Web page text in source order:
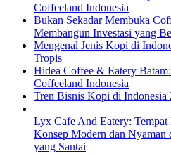
Coffeeland Indonesia
Bukan Sekadar Membuka
Membangun Investasi yang
Mengenal Jenis Kopi di
Tropis
Hidea Coffee & Eatery
Coffeeland Indonesia
Tren Bisnis Kopi di Indonesia
Lyx Cafe And Eatery:
Konsep Modern dan Nyaman
yang Santai